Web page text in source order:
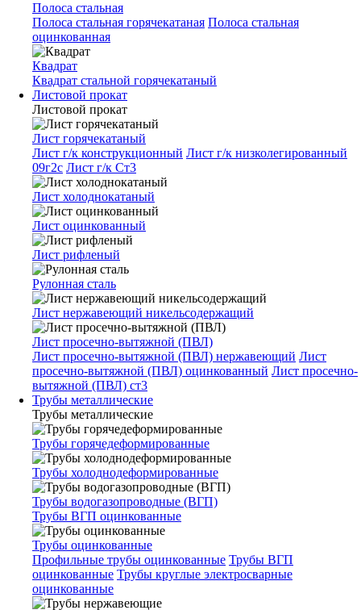
Полоса стальная
Полоса стальная горячекатаная Полоса стальная
оцинкованная
Квадрат
Квадрат стальной горячекатаный
Листовой прокат
Листовой прокат
Лист горячекатаный
Лист г/к конструкционный Лист г/к низколегированный
09г2с Лист г/к Ст3
Лист холоднокатаный
Лист оцинкованный
Лист рифленый
Рулонная сталь
Лист нержавеющий никельсодержащий
Лист просечно-вытяжной (ПВЛ)
Лист просечно-вытяжной (ПВЛ) нержавеющий Лист
просечно-вытяжной (ПВЛ) оцинкованный Лист просечно-
вытяжной (ПВЛ) ст3
Трубы металлические
Трубы металлические
Трубы горячедеформированные
Трубы холоднодеформированные
Трубы водогазопроводные (ВГП)
Трубы ВГП оцинкованные
Трубы оцинкованные
Профильные трубы оцинкованные Трубы ВГП
оцинкованные Трубы круглые электросварные
оцинкованные